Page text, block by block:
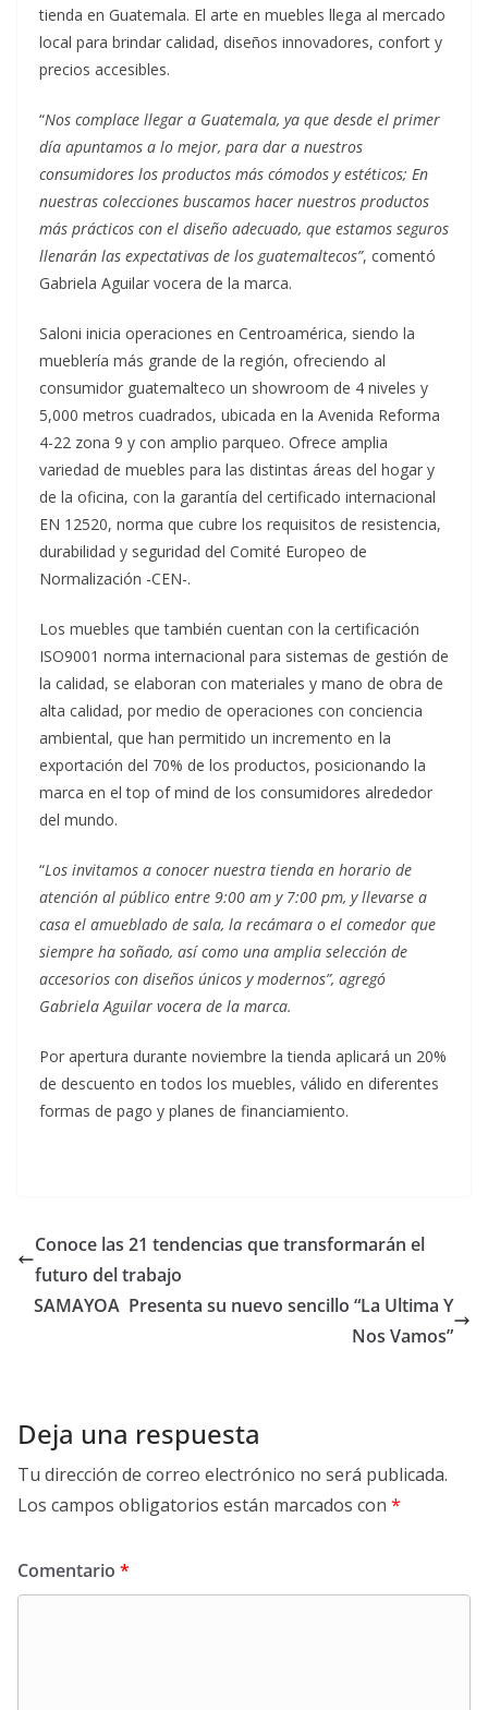
tienda en Guatemala. El arte en muebles llega al mercado
local para brindar calidad, diseños innovadores, confort y
precios accesibles.
“Nos complace llegar a Guatemala, ya que desde el primer
día apuntamos a lo mejor, para dar a nuestros
consumidores los productos más cómodos y estéticos; En
nuestras colecciones buscamos hacer nuestros productos
más prácticos con el diseño adecuado, que estamos seguros
llenarán las expectativas de los guatemaltecos”, comentó
Gabriela Aguilar vocera de la marca.
Saloni inicia operaciones en Centroamérica, siendo la
mueblería más grande de la región, ofreciendo al
consumidor guatemalteco un showroom de 4 niveles y
5,000 metros cuadrados, ubicada en la Avenida Reforma
4-22 zona 9 y con amplio parqueo. Ofrece amplia
variedad de muebles para las distintas áreas del hogar y
de la oficina, con la garantía del certificado internacional
EN 12520, norma que cubre los requisitos de resistencia,
durabilidad y seguridad del Comité Europeo de
Normalización -CEN-.
Los muebles que también cuentan con la certificación
ISO9001 norma internacional para sistemas de gestión de
la calidad, se elaboran con materiales y mano de obra de
alta calidad, por medio de operaciones con conciencia
ambiental, que han permitido un incremento en la
exportación del 70% de los productos, posicionando la
marca en el top of mind de los consumidores alrededor
del mundo.
“Los invitamos a conocer nuestra tienda en horario de
atención al público entre 9:00 am y 7:00 pm, y llevarse a
casa el amueblado de sala, la recámara o el comedor que
siempre ha soñado, así como una amplia selección de
accesorios con diseños únicos y modernos”, agregó
Gabriela Aguilar vocera de la marca.
Por apertura durante noviembre la tienda aplicará un 20%
de descuento en todos los muebles, válido en diferentes
formas de pago y planes de financiamiento.
Conoce las 21 tendencias que transformarán el
futuro del trabajo
SAMAYOA Presenta su nuevo sencillo “La Ultima Y
Nos Vamos”
Deja una respuesta
Tu dirección de correo electrónico no será publicada.
Los campos obligatorios están marcados con *
Comentario *